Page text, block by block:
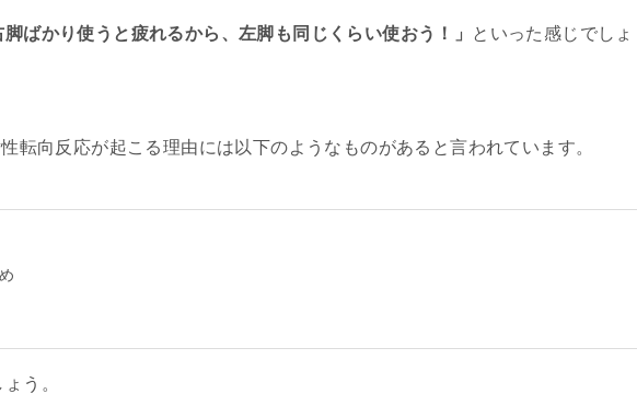
脚ばかり使うと疲れるから、左脚も同じくらい使おう！」
といった感じでしょ
転向反応が起こる理由には以下のようなものがあると言われています。
う。